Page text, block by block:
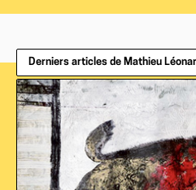
Derniers articles de Mathieu